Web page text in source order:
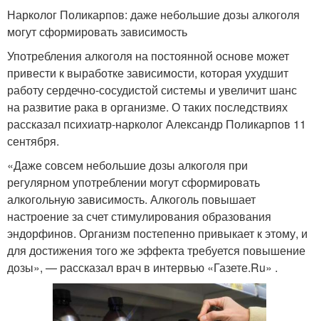
Нарколог Поликарпов: даже небольшие дозы алкоголя
могут сформировать зависимость
Употребления алкоголя на постоянной основе может
привести к выработке зависимости, которая ухудшит
работу сердечно-сосудистой системы и увеличит шанс
на развитие рака в организме. О таких последствиях
рассказал психиатр-нарколог Александр Поликарпов 11
сентября.
«Даже совсем небольшие дозы алкоголя при
регулярном употреблении могут сформировать
алкогольную зависимость. Алкоголь повышает
настроение за счет стимулирования образования
эндорфинов. Организм постепенно привыкает к этому, и
для достижения того же эффекта требуется повышение
дозы», — рассказал врач в интервью «Газете.Ru» .